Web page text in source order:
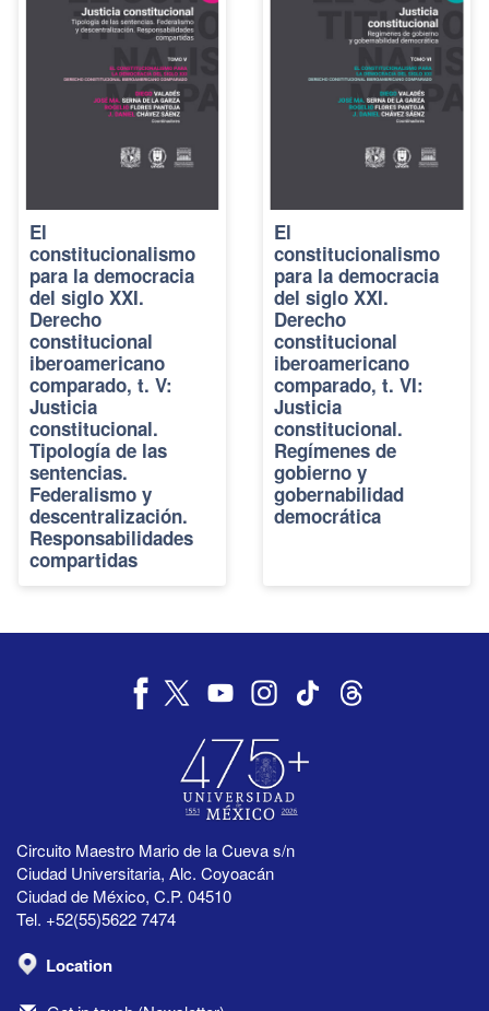
El
constitucionalismo
para la democracia
del siglo XXI.
Derecho
constitucional
iberoamericano
comparado, t. V:
Justicia
constitucional.
Tipología de las
sentencias.
Federalismo y
descentralización.
Responsabilidades
compartidas
El
constitucionalismo
para la democracia
del siglo XXI.
Derecho
constitucional
iberoamericano
comparado, t. VI:
Justicia
constitucional.
Regímenes de
gobierno y
gobernabilidad
democrática
Circuito Maestro Mario de la Cueva s/n
Ciudad Universitaria, Alc. Coyoacán
Ciudad de México, C.P. 04510
Tel. +52(55)5622 7474
Location